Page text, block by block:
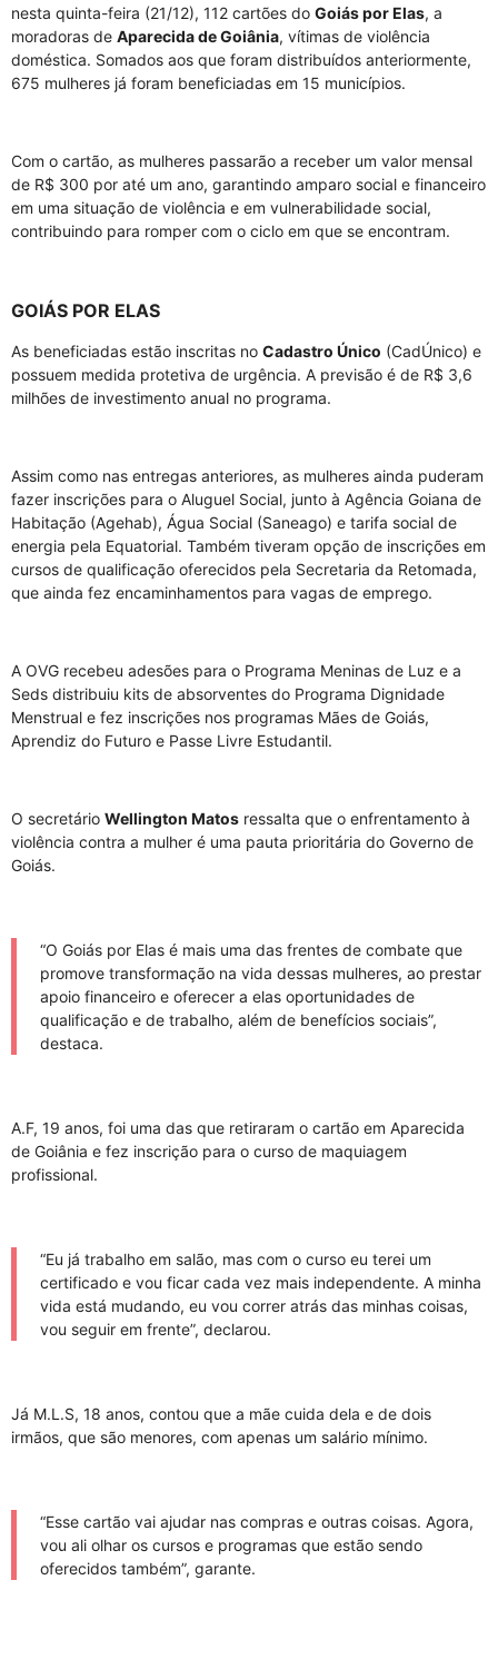
nesta quinta-feira (21/12), 112 cartões do Goiás por Elas, a
moradoras de Aparecida de Goiânia, vítimas de violência
doméstica. Somados aos que foram distribuídos anteriormente,
675 mulheres já foram beneficiadas em 15 municípios.
Com o cartão, as mulheres passarão a receber um valor mensal
de R$ 300 por até um ano, garantindo amparo social e financeiro
em uma situação de violência e em vulnerabilidade social,
contribuindo para romper com o ciclo em que se encontram.
GOIÁS POR ELAS
As beneficiadas estão inscritas no Cadastro Único (CadÚnico) e
possuem medida protetiva de urgência. A previsão é de R$ 3,6
milhões de investimento anual no programa.
Assim como nas entregas anteriores, as mulheres ainda puderam
fazer inscrições para o Aluguel Social, junto à Agência Goiana de
Habitação (Agehab), Água Social (Saneago) e tarifa social de
energia pela Equatorial. Também tiveram opção de inscrições em
cursos de qualificação oferecidos pela Secretaria da Retomada,
que ainda fez encaminhamentos para vagas de emprego.
A OVG recebeu adesões para o Programa Meninas de Luz e a
Seds distribuiu kits de absorventes do Programa Dignidade
Menstrual e fez inscrições nos programas Mães de Goiás,
Aprendiz do Futuro e Passe Livre Estudantil.
O secretário Wellington Matos ressalta que o enfrentamento à
violência contra a mulher é uma pauta prioritária do Governo de
Goiás.
“O Goiás por Elas é mais uma das frentes de combate que
promove transformação na vida dessas mulheres, ao prestar
apoio financeiro e oferecer a elas oportunidades de
qualificação e de trabalho, além de benefícios sociais”,
destaca.
A.F, 19 anos, foi uma das que retiraram o cartão em Aparecida
de Goiânia e fez inscrição para o curso de maquiagem
profissional.
“Eu já trabalho em salão, mas com o curso eu terei um
certificado e vou ficar cada vez mais independente. A minha
vida está mudando, eu vou correr atrás das minhas coisas,
vou seguir em frente”, declarou.
Já M.L.S, 18 anos, contou que a mãe cuida dela e de dois
irmãos, que são menores, com apenas um salário mínimo.
“Esse cartão vai ajudar nas compras e outras coisas. Agora,
vou ali olhar os cursos e programas que estão sendo
oferecidos também”, garante.